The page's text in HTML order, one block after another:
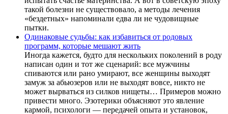
такой болезни не существовало, а методы лечения
«бездетных» напоминали едва ли не чудовищные
пытки.
Одинаковые судьбы: как избавиться от родовых
программ, которые мешают жить
Иногда кажется, будто для нескольких поколений в роду
написан один и тот же сценарий: все мужчины
спиваются или рано умирают, все женщины выходят
замуж за абьюзеров или не выходят вовсе, никто не
может вырваться из силков нищеты… Примеров можно
привести много. Эзотерики объясняют это явление
кармой, психологи — передачей опыта и установок,